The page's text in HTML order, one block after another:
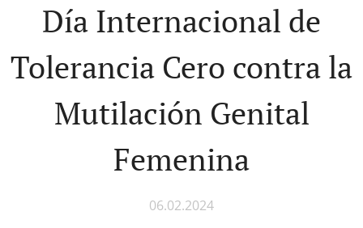
Día Internacional de
Tolerancia Cero contra la
Mutilación Genital
Femenina
06.02.2024